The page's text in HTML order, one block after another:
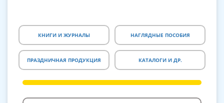
КНИГИ И ЖУРНАЛЫ НАГЛЯДНЫЕ ПОСОБИЯ
ПРАЗДНИЧНАЯ ПРОДУКЦИЯ КАТАЛОГИ И ДР.